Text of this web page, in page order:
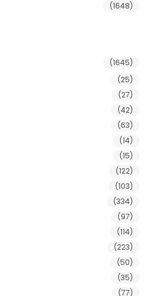
(1648)
(1645)
(25)
(27)
(42)
(63)
(14)
(15)
(122)
(103)
(334)
(97)
(114)
(223)
(50)
(35)
(77)